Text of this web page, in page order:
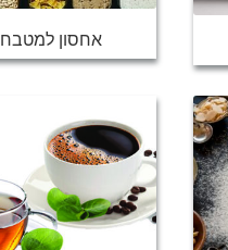
אחסון למטבח